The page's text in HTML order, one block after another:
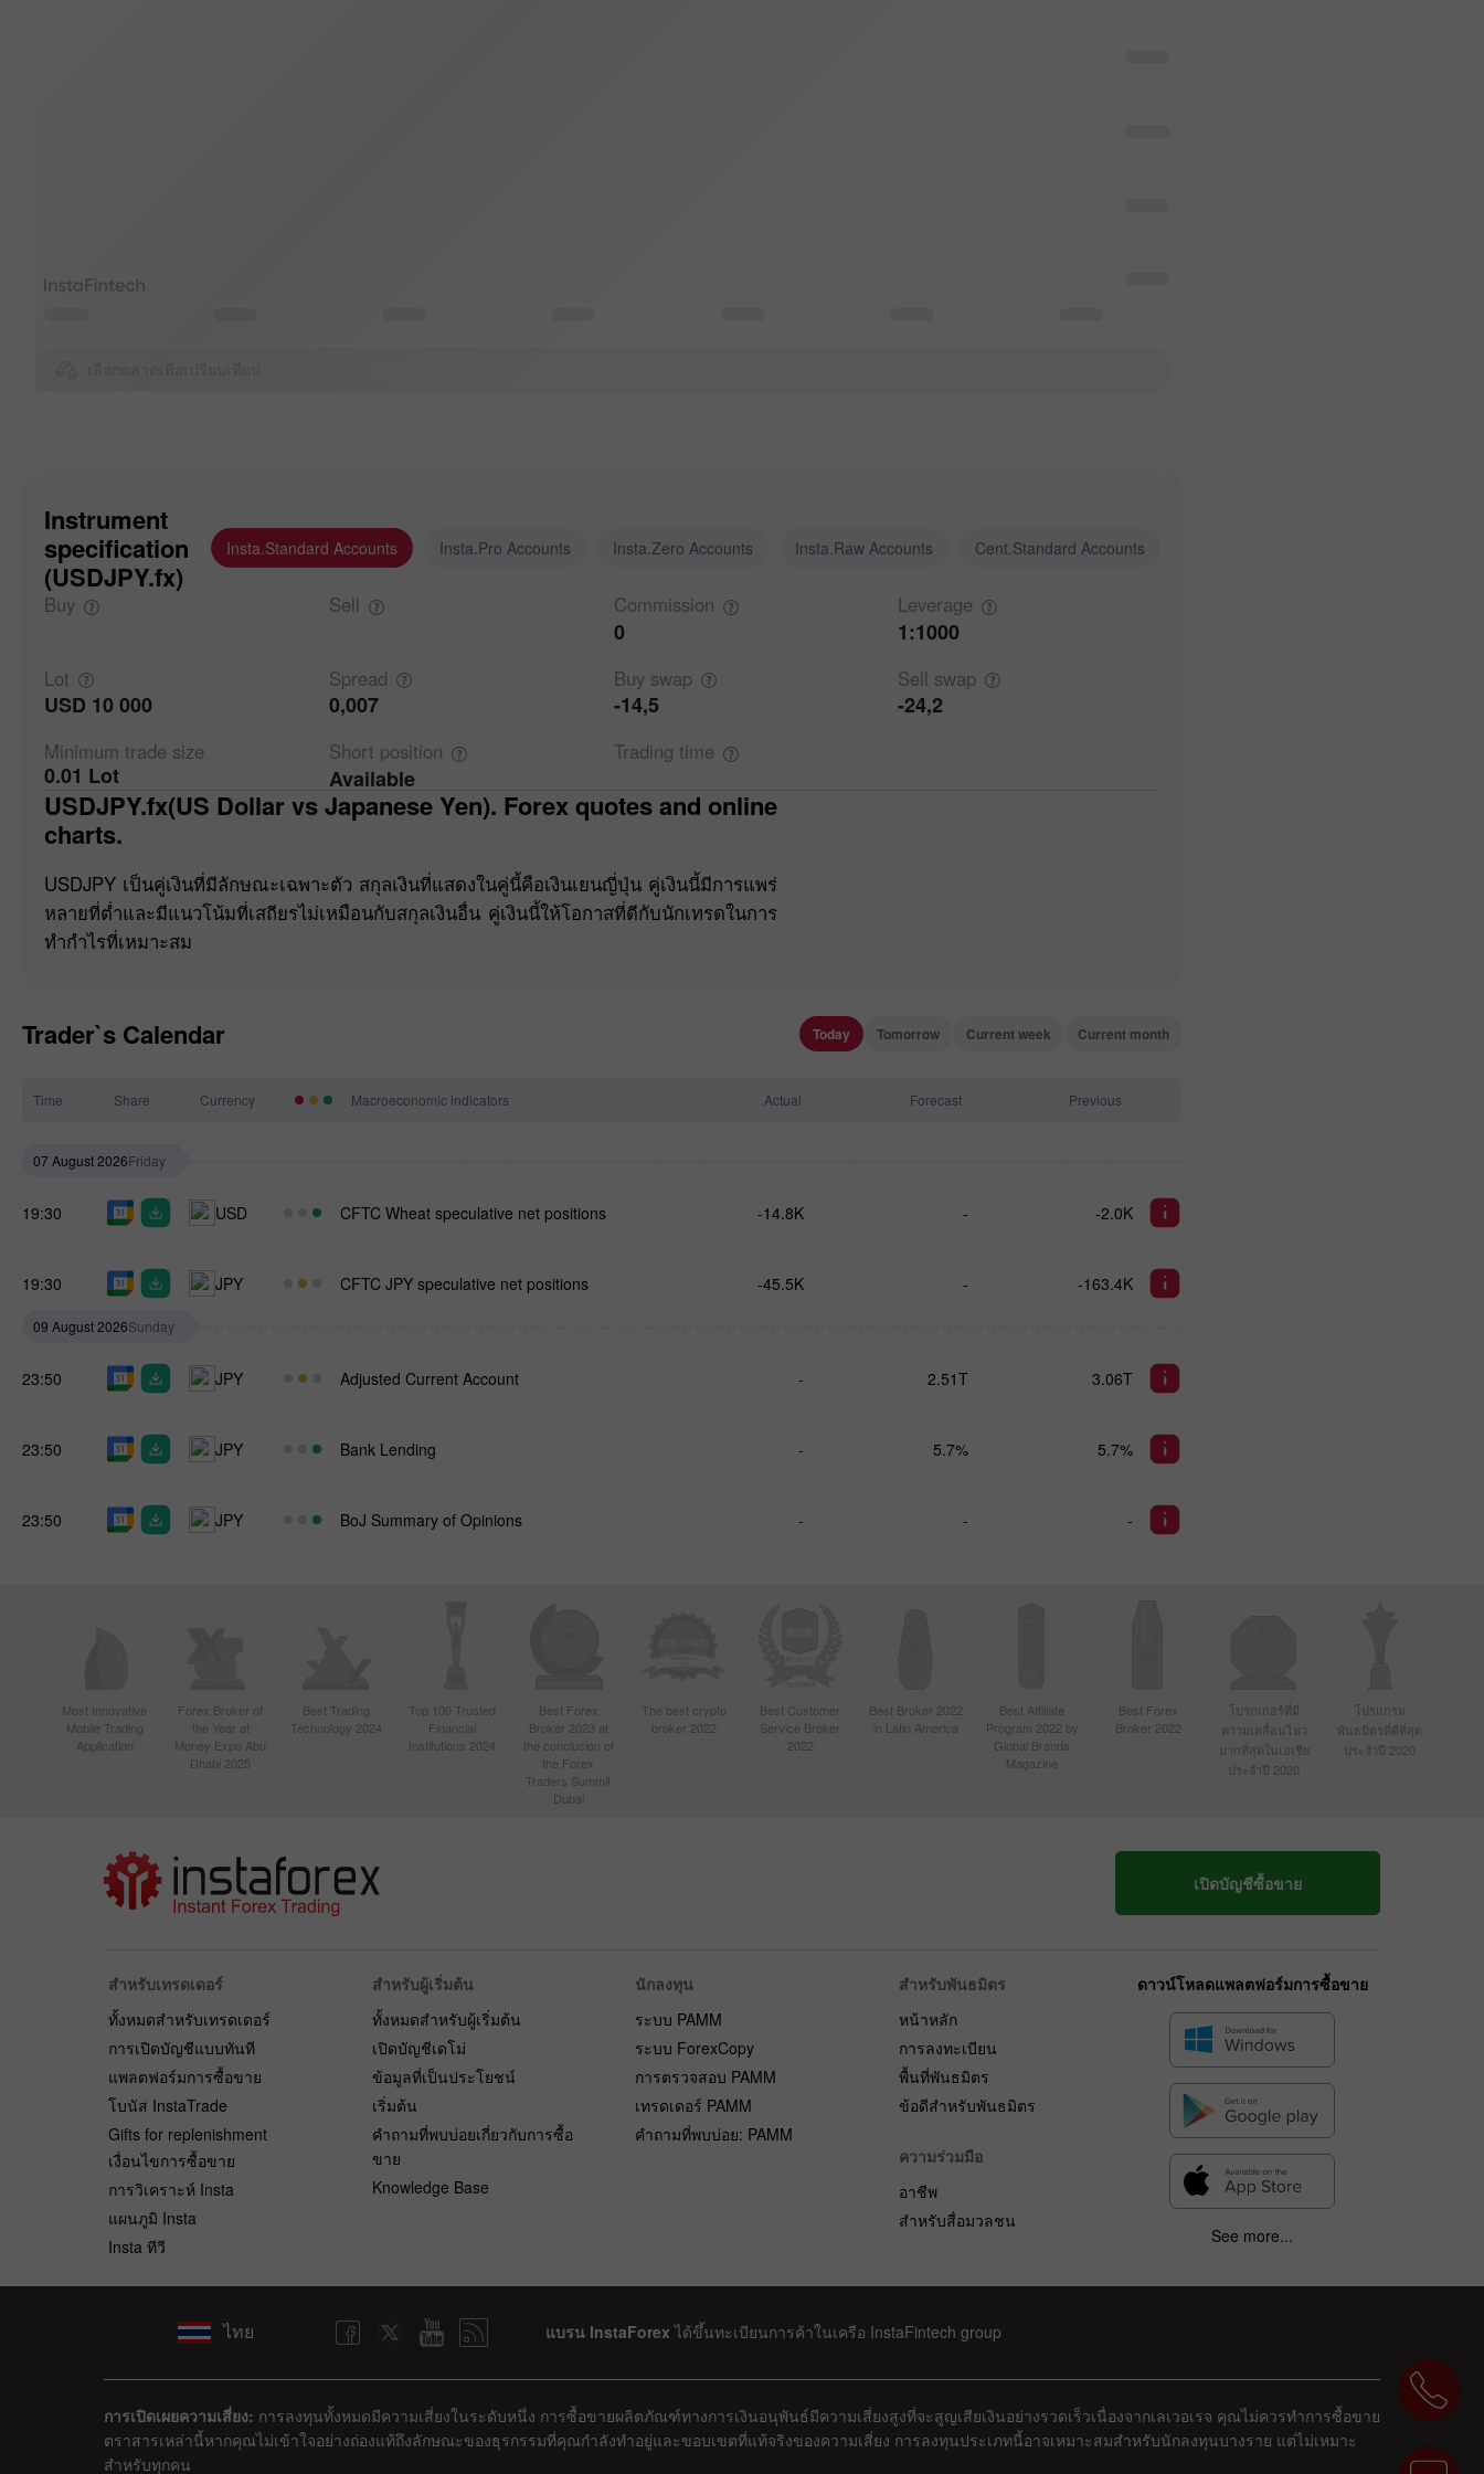
Instrument
specification
(USDJPY.fx)
Insta.Standard Accounts Insta.Pro Accounts Insta.Zero Accounts Insta.Raw Accounts Cent.Standard Accounts
Buy Sell Commission
0
Leverage
1:1000
Lot
USD 10 000
Spread
0,007
Buy swap
-14,5
Sell swap
-24,2
Minimum trade size
0.01 Lot
Short position
Available
Trading time
USDJPY.fx(US Dollar vs Japanese Yen). Forex quotes and online
charts.
USDJPY เป็นคู่เงินที่มีลักษณะเฉพาะตัว สกุลเงินที่แสดงในคู่นี้คือเงินเยนญี่ปุ่น คู่เงินนี้มีการแพร่
หลายที่ต่ำและมีแนวโน้มที่เสถียรไม่เหมือนกับสกุลเงินอื่น คู่เงินนี้ให้โอกาสที่ดีกับนักเทรดในการ
ทำกำไรที่เหมาะสม
Trader`s Calendar Today Tomorrow Current week Current month
Time Share Currency Macroeconomic indicators Actual Forecast Previous
07 August 2026Friday
19:30 USD CFTC Wheat speculative net positions -14.8K - -2.0K
19:30 JPY CFTC JPY speculative net positions -45.5K - -163.4K
09 August 2026Sunday
23:50 JPY Adjusted Current Account - 2.51T 3.06T
23:50 JPY Bank Lending - 5.7% 5.7%
23:50 JPY BoJ Summary of Opinions - - -
Most Innovative
Mobile Trading
Application
Forex Broker of
the Year at
Money Expo Abu
Dhabi 2025
Best Trading
Technology 2024
Top 100 Trusted
Financial
Institutions 2024
Best Forex
Broker 2023 at
the conclusion of
the Forex
Traders Summit
Dubai
The best crypto
broker 2022
Best Customer
Service Broker
2022
Best Broker 2022
in Latin America
Best Affiliate
Program 2022 by
Global Brands
Magazine
Best Forex
Broker 2022
โบรกเกอร์ที่มี
ความเคลื่อนไหว
มากที่สุดในเอเชีย
ประจำปี 2020
โปรแกรม
พันธมิตรที่ดีที่สุด
ประจำปี 2020
เปิดบัญชีซื้อขาย
สำหรับเทรดเดอร์
ทั้งหมดสำหรับเทรดเดอร์
การเปิดบัญชีแบบทันที
แพลตฟอร์มการซื้อขาย
โบนัส InstaTrade
Gifts for replenishment
เงื่อนไขการซื้อขาย
การวิเคราะห์ Insta
แผนภูมิ Insta
Insta ทีวี
สำหรับผู้เริ่มต้น
ทั้งหมดสำหรับผู้เริ่มต้น
เปิดบัญชีเดโม่
ข้อมูลที่เป็นประโยชน์
เริ่มต้น
คำถามที่พบบ่อยเกี่ยวกับการซื้อ
ขาย
Knowledge Base
นักลงทุน
ระบบ PAMM
ระบบ ForexCopy
การตรวจสอบ PAMM
เทรดเดอร์ PAMM
คำถามที่พบบ่อย: PAMM
สำหรับพันธมิตร
หน้าหลัก
การลงทะเบียน
พื้นที่พันธมิตร
ข้อดีสำหรับพันธมิตร
ความร่วมมือ
อาชีพ
สำหรับสื่อมวลชน
ดาวน์โหลดแพลตฟอร์มการซื้อขาย
See more...
ไทย แบรน InstaForex ได้ขึ้นทะเบียนการค้าในเครือ InstaFintech group
การเปิดเผยความเสี่ยง: การลงทุนทั้งหมดมีความเสี่ยงในระดับหนึ่ง การซื้อขายผลิตภัณฑ์ทางการเงินอนุพันธ์มีความเสี่ยงสูงที่จะสูญเสียเงินอย่างรวดเร็วเนื่องจากเลเวอเรจ คุณไม่ควรทำการซื้อขาย
ตราสารเหล่านี้หากคุณไม่เข้าใจอย่างถ่องแท้ถึงลักษณะของธุรกรรมที่คุณกำลังทำอยู่และขอบเขตที่แท้จริงของความเสี่ยง การลงทุนประเภทนี้อาจเหมาะสมสำหรับนักลงทุนบางราย แต่ไม่เหมาะ
สำหรับทุกคน